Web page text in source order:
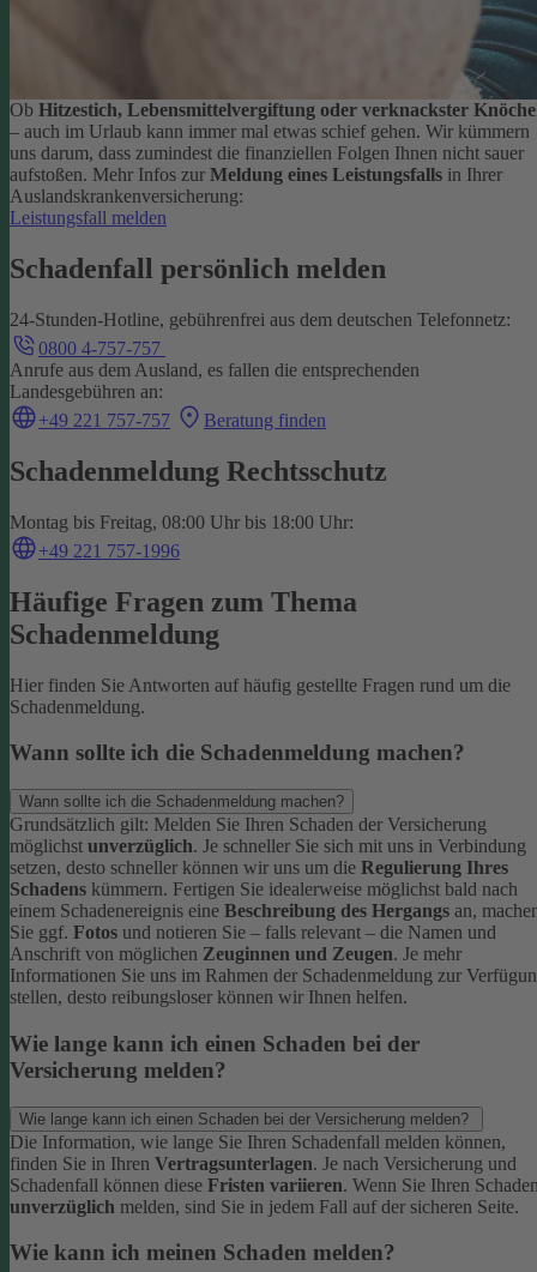
Ob Hitzestich, Lebensmittelvergiftung oder verknackster
– auch im Urlaub kann immer mal etwas schief gehen. Wir kümmern
uns darum, dass zumindest die finanziellen Folgen Ihnen nicht sauer
aufstoßen. Mehr Infos zur Meldung eines Leistungsfalls in Ihrer
Auslandskrankenversicherung:
Leistungsfall melden
Schadenfall persönlich melden
24-Stunden-Hotline, gebührenfrei aus dem deutschen Telefonnetz:
0800 4-757-757
Anrufe aus dem Ausland, es fallen die entsprechenden
Landesgebühren an:
+49 221 757-757
Beratung finden
Schadenmeldung Rechtsschutz
Montag bis Freitag, 08:00 Uhr bis 18:00 Uhr:
+49 221 757-1996
Häufige Fragen zum Thema
Schadenmeldung
Hier finden Sie Antworten auf häufig gestellte Fragen rund um die
Schadenmeldung.
Wann sollte ich die Schadenmeldung machen?
Wann sollte ich die Schadenmeldung machen?
Grundsätzlich gilt: Melden Sie Ihren Schaden der Versicherung
möglichst unverzüglich. Je schneller Sie sich mit uns in Verbindung
setzen, desto schneller können wir uns um die Regulierung Ihres
Schadens kümmern. Fertigen Sie idealerweise möglichst bald nach
einem Schadenereignis eine Beschreibung des Hergangs an,
Sie ggf. Fotos und notieren Sie – falls relevant – die Namen und
Anschrift von möglichen Zeuginnen und Zeugen. Je mehr
Informationen Sie uns im Rahmen der Schadenmeldung zur
stellen, desto reibungsloser können wir Ihnen helfen.
Wie lange kann ich einen Schaden bei der
Versicherung melden?
Wie lange kann ich einen Schaden bei der Versicherung melden?
Die Information, wie lange Sie Ihren Schadenfall melden können,
finden Sie in Ihren Vertragsunterlagen. Je nach Versicherung und
Schadenfall können diese Fristen variieren. Wenn Sie Ihren
unverzüglich melden, sind Sie in jedem Fall auf der sicheren Seite.
Wie kann ich meinen Schaden melden?